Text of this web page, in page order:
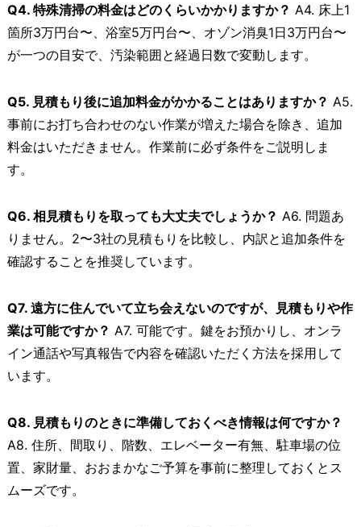
Q4. 特殊清掃の料金はどのくらいかかりますか？ A4. 床上1
箇所3万円台〜、浴室5万円台〜、オゾン消臭1日3万円台〜
が一つの目安で、汚染範囲と経過日数で変動します。
Q5. 見積もり後に追加料金がかかることはありますか？ A5.
事前にお打ち合わせのない作業が増えた場合を除き、追加
料金はいただきません。作業前に必ず条件をご説明しま
す。
Q6. 相見積もりを取っても大丈夫でしょうか？ A6. 問題あ
りません。2〜3社の見積もりを比較し、内訳と追加条件を
確認することを推奨しています。
Q7. 遠方に住んでいて立ち会えないのですが、見積もりや作
業は可能ですか？ A7. 可能です。鍵をお預かりし、オンラ
イン通話や写真報告で内容を確認いただく方法を採用して
います。
Q8. 見積もりのときに準備しておくべき情報は何ですか？
A8. 住所、間取り、階数、エレベーター有無、駐車場の位
置、家財量、おおまかなご予算を事前に整理しておくとス
ムーズです。